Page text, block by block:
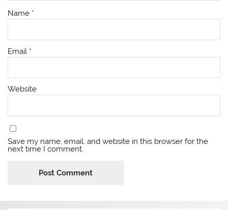
Name *
Email *
Website
Save my name, email, and website in this browser for the
next time I comment.